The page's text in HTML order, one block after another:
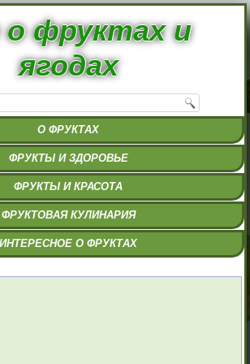
о фруктах и
ягодах
О ФРУКТАХ
ФРУКТЫ И ЗДОРОВЬЕ
ФРУКТЫ И КРАСОТА
ФРУКТОВАЯ КУЛИНАРИЯ
ИНТЕРЕСНОЕ О ФРУКТАХ